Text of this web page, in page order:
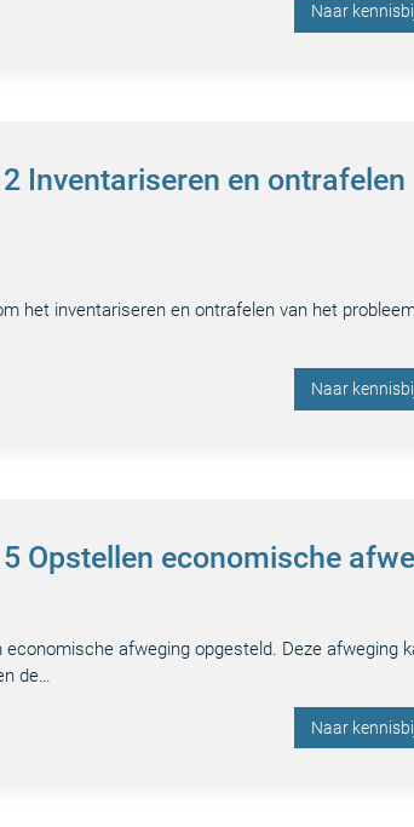
Naar
Inventariseren en ontrafelen
het inventariseren en ontrafelen van het
Naar
Opstellen economische
afweging opgesteld. Deze afweging
de…
Naar